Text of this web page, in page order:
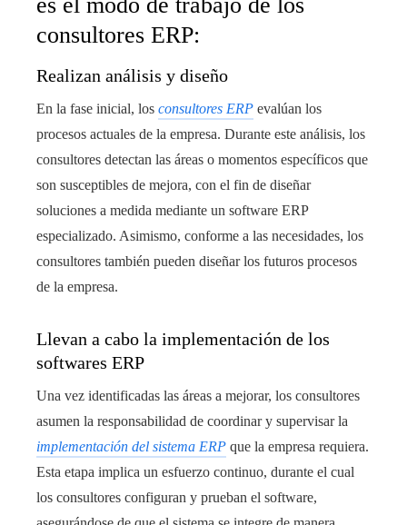
consultores ERP:
Realizan análisis y diseño
En la fase inicial, los consultores ERP evalúan los
procesos actuales de la empresa. Durante este análisis, los
consultores detectan las áreas o momentos específicos que
son susceptibles de mejora, con el fin de diseñar
soluciones a medida mediante un software ERP
especializado. Asimismo, conforme a las necesidades, los
consultores también pueden diseñar los futuros procesos
de la empresa.
Llevan a cabo la implementación de los
softwares ERP
Una vez identificadas las áreas a mejorar, los consultores
asumen la responsabilidad de coordinar y supervisar la
implementación del sistema ERP que la empresa requiera.
Esta etapa implica un esfuerzo continuo, durante el cual
los consultores configuran y prueban el software,